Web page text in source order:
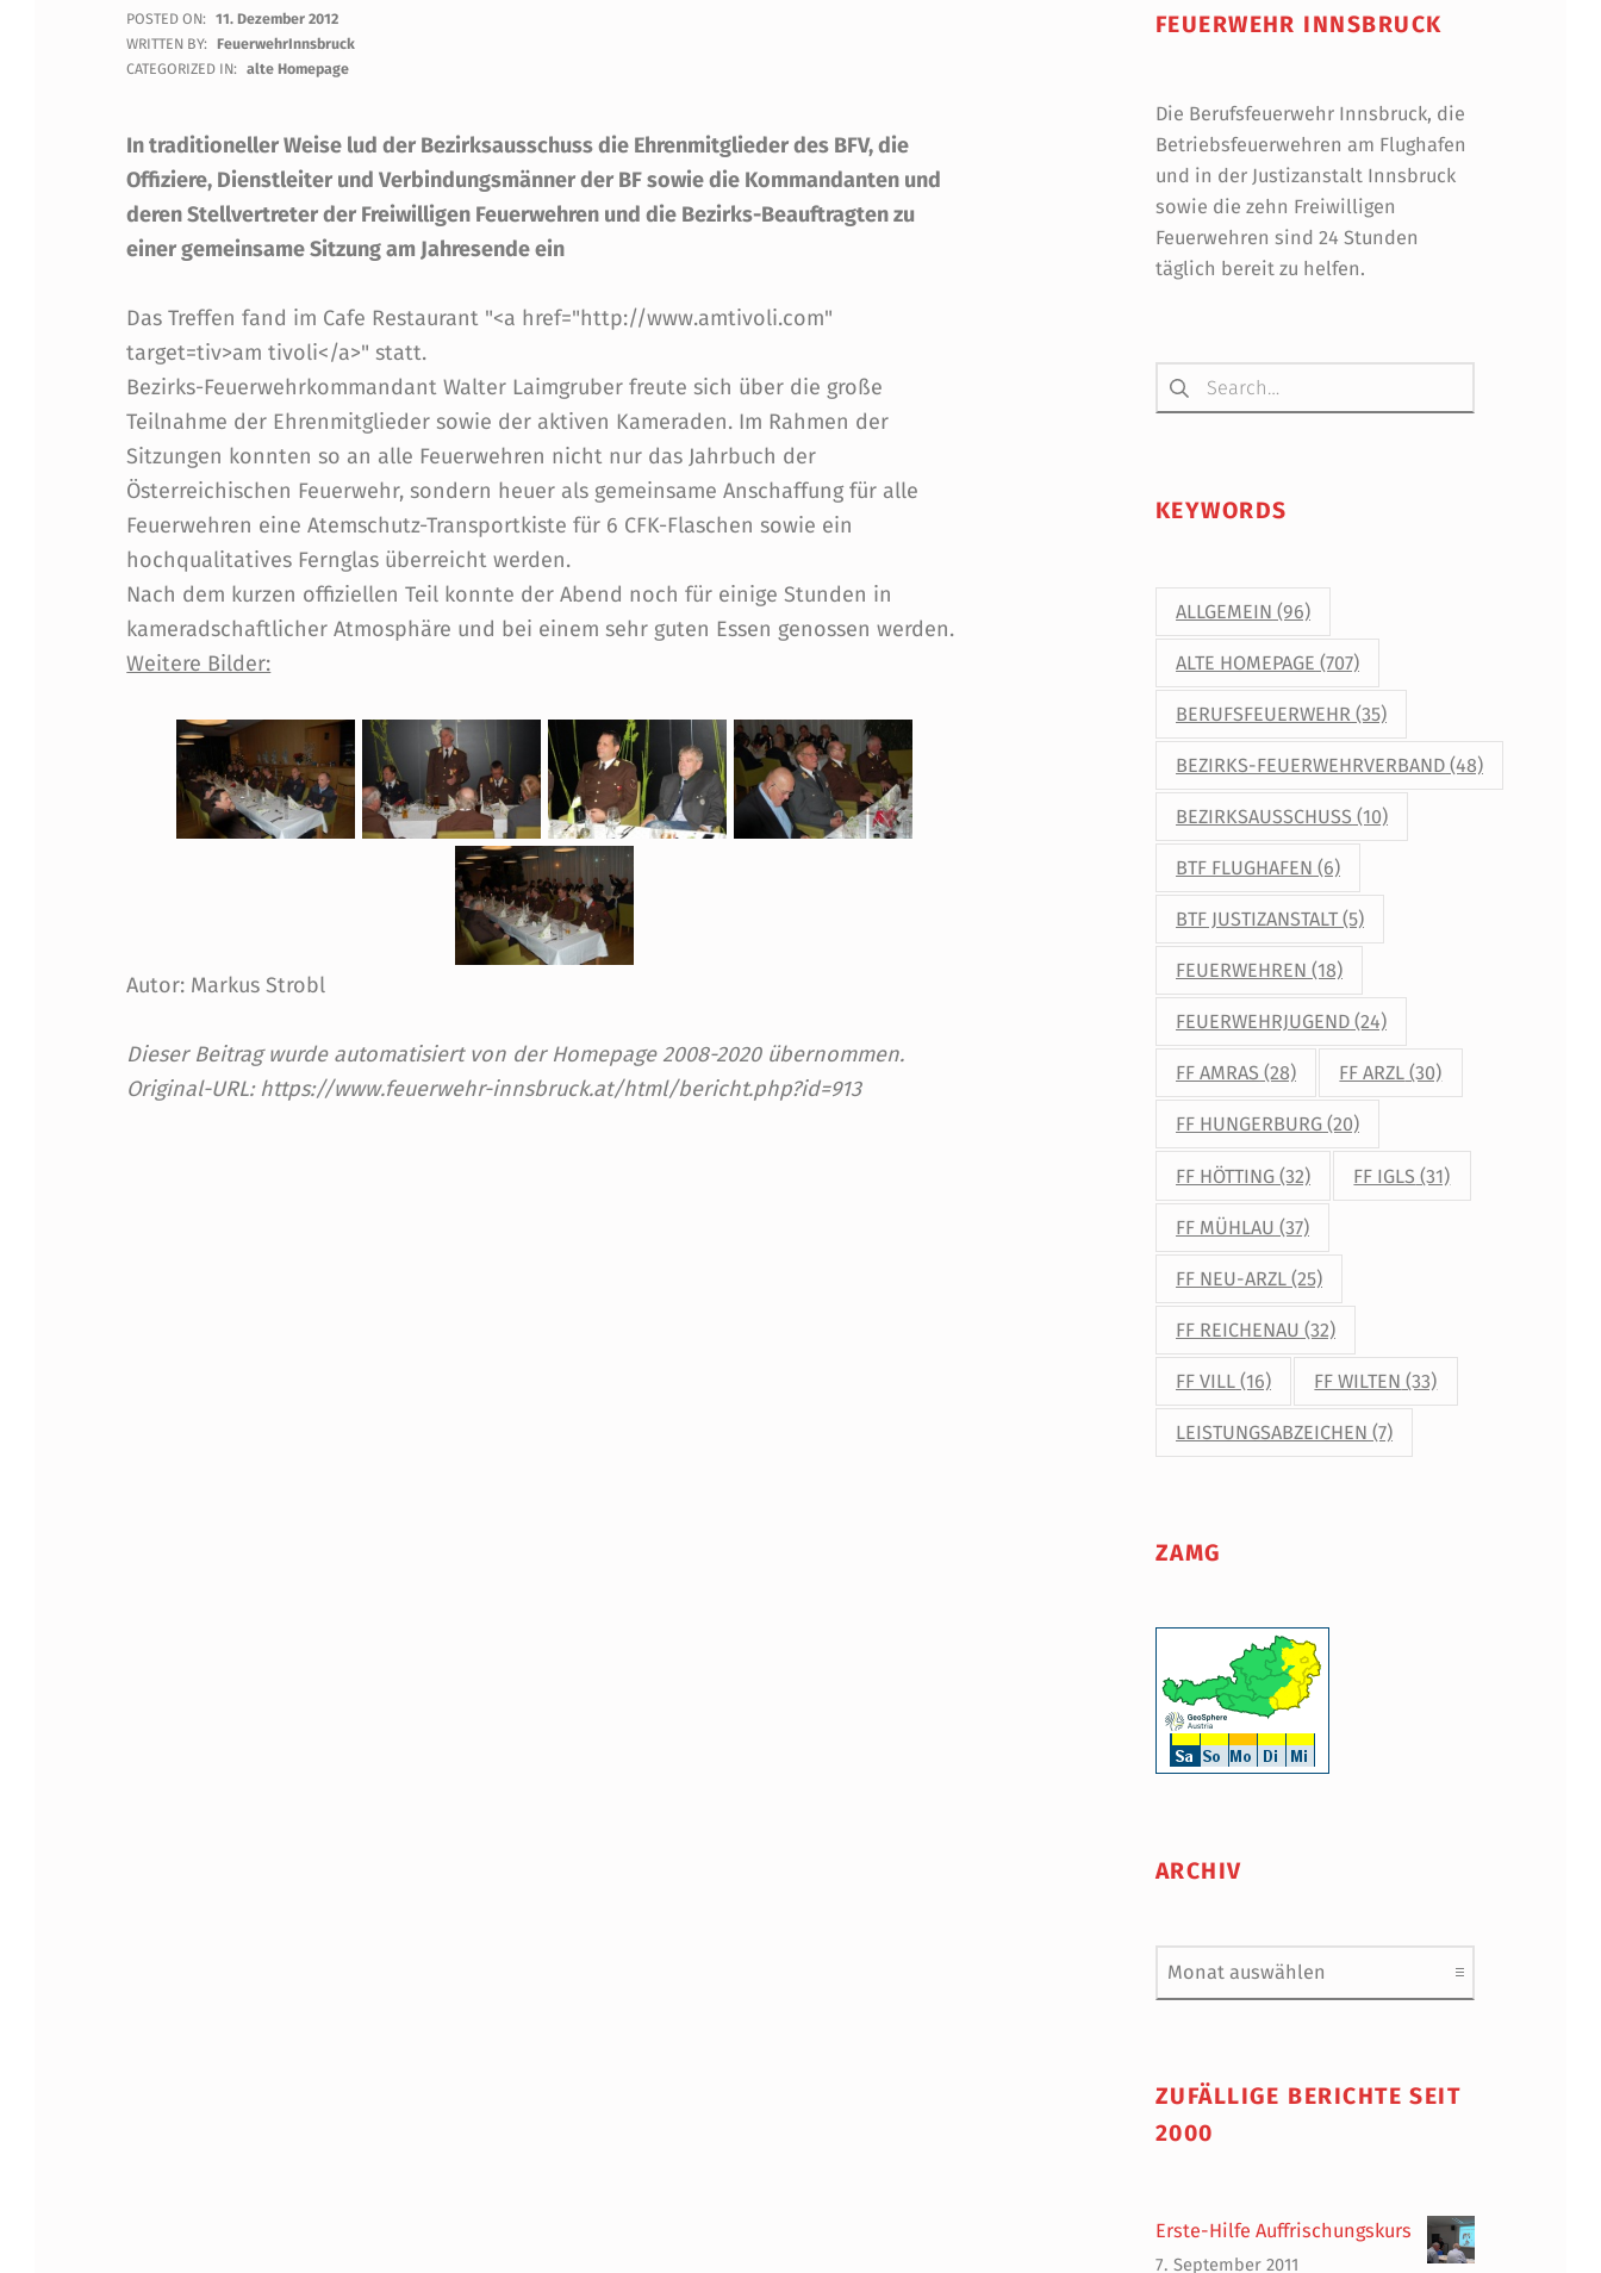
J
A
H
R
E
S
A
B
S
C
H
L
U
T
Z
U
POSTED ON: 11. Dezember 2012
WRITTEN BY: FeuerwehrInnsbruck
CATEGORIZED IN: alte Homepage
In traditioneller Weise lud der Bezirksausschuss die Ehrenmitglieder des BFV, die
Offiziere, Dienstleiter und Verbindungsmänner der BF sowie die Kommandanten und
deren Stellvertreter der Freiwilligen Feuerwehren und die Bezirks-Beauftragten zu
einer gemeinsame Sitzung am Jahresende ein
Das Treffen fand im Cafe Restaurant "<a href="http://www.amtivoli.com"
target=tiv>am tivoli</a>" statt.
Bezirks-Feuerwehrkommandant Walter Laimgruber freute sich über die große
Teilnahme der Ehrenmitglieder sowie der aktiven Kameraden. Im Rahmen der
Sitzungen konnten so an alle Feuerwehren nicht nur das Jahrbuch der
Österreichischen Feuerwehr, sondern heuer als gemeinsame Anschaffung für alle
Feuerwehren eine Atemschutz-Transportkiste für 6 CFK-Flaschen sowie ein
hochqualitatives Fernglas überreicht werden.
Nach dem kurzen offiziellen Teil konnte der Abend noch für einige Stunden in
kameradschaftlicher Atmosphäre und bei einem sehr guten Essen genossen werden.
Weitere Bilder:
Autor: Markus Strobl
Dieser Beitrag wurde automatisiert von der Homepage 2008-2020 übernommen.
Original-URL: https://www.feuerwehr-innsbruck.at/html/bericht.php?id=913
FEUERWEHR INNSBRUCK
Die Berufsfeuerwehr Innsbruck, die
Betriebsfeuerwehren am Flughafen
und in der Justizanstalt Innsbruck
sowie die zehn Freiwilligen
Feuerwehren sind 24 Stunden
täglich bereit zu helfen.
Suchen nach:
KEYWORDS
ALLGEMEIN (96)
ALTE HOMEPAGE (707)
BERUFSFEUERWEHR (35)
BEZIRKS-FEUERWEHRVERBAND (48)
BEZIRKSAUSSCHUSS (10)
BTF FLUGHAFEN (6)
BTF JUSTIZANSTALT (5)
FEUERWEHREN (18)
FEUERWEHRJUGEND (24)
FF AMRAS (28) FF ARZL (30)
FF HUNGERBURG (20)
FF HÖTTING (32) FF IGLS (31)
FF MÜHLAU (37)
FF NEU-ARZL (25)
FF REICHENAU (32)
FF VILL (16) FF WILTEN (33)
LEISTUNGSABZEICHEN (7)
ZAMG
ARCHIV
Archiv
ZUFÄLLIGE BERICHTE SEIT
2000
Erste-Hilfe Auffrischungskurs
7. September 2011